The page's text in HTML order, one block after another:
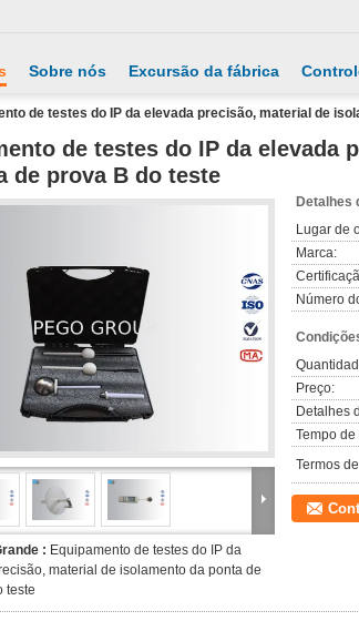
Sobre nós Excursão da fábrica
de testes do IP da elevada precisão, material de
de testes do IP da elevada
de prova B do teste
: Equipamento de testes do IP da
material de isolamento da ponta de
teste
Detalhes
Lugar de
Marca:
Número
Preço:
Detalhes
Tempo
Termos